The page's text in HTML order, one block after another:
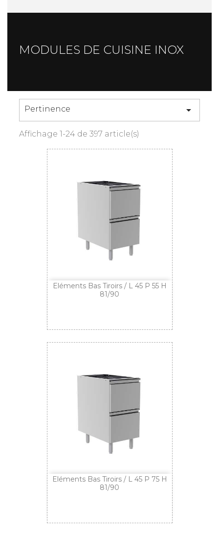
MODULES DE CUISINE INOX
Pertinence 
Affichage 1-24 de 397 article(s)
Eléments Bas Tiroirs / L 45 P 55 H
81/90
Eléments Bas Tiroirs / L 45 P 75 H
81/90